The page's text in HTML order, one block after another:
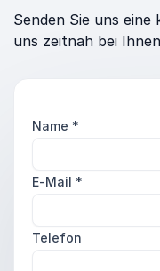
Senden Sie uns
uns zeitnah bei
Name *
E-Mail *
Telefon